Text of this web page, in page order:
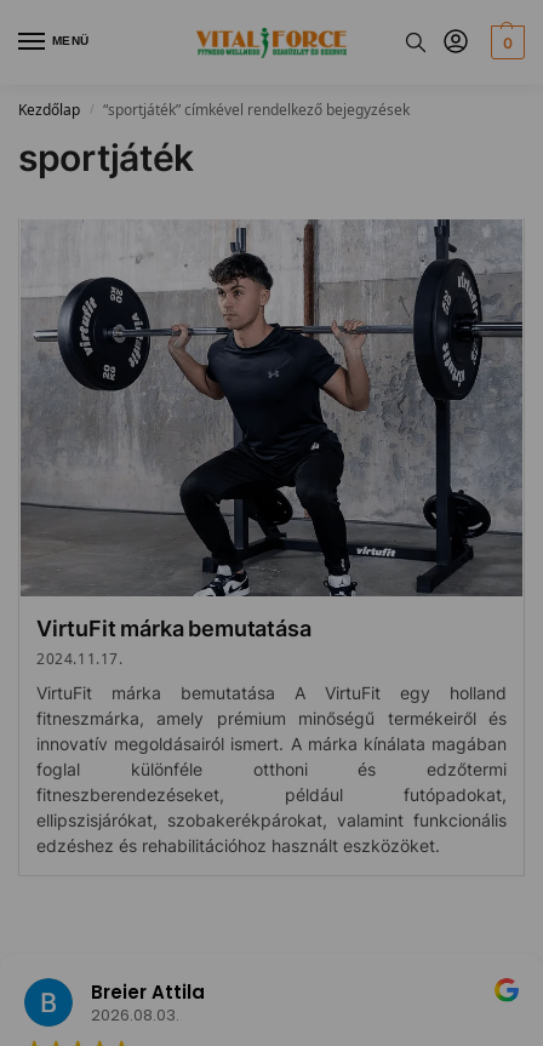
MENÜ 0
Kezdőlap / “sportjáték” címkével rendelkező bejegyzések
sportjáték
VirtuFit márka bemutatása
2024.11.17.
VirtuFit márka bemutatása A VirtuFit egy holland
fitneszmárka, amely prémium minőségű termékeiről és
innovatív megoldásairól ismert. A márka kínálata magában
foglal különféle otthoni és edzőtermi
fitneszberendezéseket, például futópadokat,
ellipszisjárókat, szobakerékpárokat, valamint funkcionális
edzéshez és rehabilitációhoz használt eszközöket.
Breier Attila
2026.08.03.